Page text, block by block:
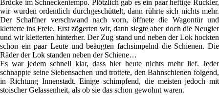
Brücke im Schneckentempo. Plötzlich gab es ein paar heftige Ruckler,
wir wurden ordentlich durchgeschüttelt, dann rührte sich nichts mehr.
Der Schaffner verschwand nach vorn, öffnete die Wagontür und
kletterte ins Freie. Erst zögerten wir, dann siegte aber doch die Neugier
und wir kletterten hinterher. Der Zug stand und neben der Lok hockten
schon ein paar Leute und beäugten fachsimpelnd die Schienen. Die
Räder der Lok standen neben der Schiene…
Es war jedem schnell klar, dass hier heute nichts mehr lief. Jeder
schnappte seine Siebensachen und trottete, den Bahnschienen folgend,
in Richtung Innenstadt. Einige schimpfend, die meisten jedoch mit
stoischer Gelassenheit, als ob sie das schon gewohnt waren.